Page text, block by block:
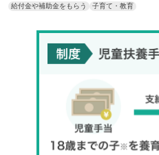
給付金や補助金をもらう 子育て・教育